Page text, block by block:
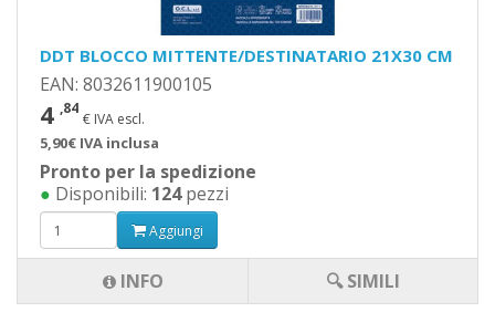
DDT BLOCCO MITTENTE/DESTINATARIO 21X30 CM
EAN: 8032611900105
4 ,84
€ IVA escl.
5,90€ IVA inclusa
Pronto per la spedizione
● Disponibili: 124pezzi
Aggiungi
INFO 🔍 SIMILI